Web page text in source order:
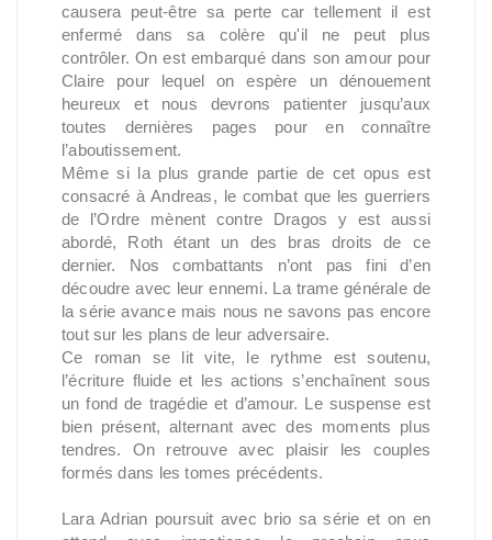
causera peut-être sa perte car tellement il est
enfermé dans sa colère qu'il ne peut plus
contrôler. On est embarqué dans son amour pour
Claire pour lequel on espère un dénouement
heureux et nous devrons patienter jusqu’aux
toutes dernières pages pour en connaître
l’aboutissement.
Même si la plus grande partie de cet opus est
consacré à Andreas, le combat que les guerriers
de l’Ordre mènent contre Dragos y est aussi
abordé, Roth étant un des bras droits de ce
dernier. Nos combattants n’ont pas fini d’en
découdre avec leur ennemi. La trame générale de
la série avance mais nous ne savons pas encore
tout sur les plans de leur adversaire.
Ce roman se lit vite, le rythme est soutenu,
l’écriture fluide et les actions s’enchaînent sous
un fond de tragédie et d’amour. Le suspense est
bien présent, alternant avec des moments plus
tendres. On retrouve avec plaisir les couples
formés dans les tomes précédents.
Lara Adrian poursuit avec brio sa série et on en